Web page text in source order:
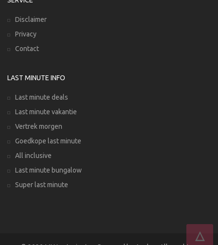
Disclaimer
Privacy
Contact
LAST MINUTE INFO
Last minute deals
Last minute vakantie
Vertrek morgen
Goedkope last minute
All inclusive
Last minute bungalow
Super last minute